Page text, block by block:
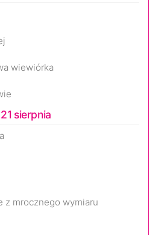
wiewiórka
21 sierpnia
z mrocznego wymiaru